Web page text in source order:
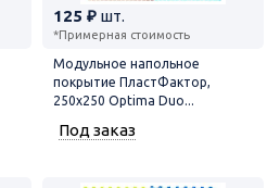
125 ₽ шт.
*Примерная стоимость
Модульное напольное
покрытие ПластФактор,
250x250 Optima Duo...
Под заказ